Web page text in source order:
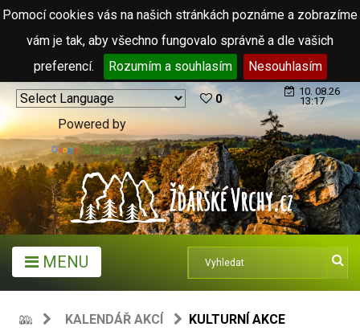
Pomocí cookies vás na našich stránkách poznáme a zobrazíme
vám je tak, aby všechno fungovalo správně a dle vašich
preferencí.
Rozumím a souhlasím Nesouhlasím
Powered by
Translate
0
10. 08.26
13:17
MENU
KALENDÁŘ AKCÍ KULTURNÍ AKCE